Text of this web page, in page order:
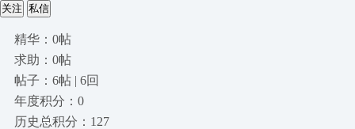
关注 私信
精华：0帖
求助：0帖
帖子：6帖 | 6回
年度积分：0
历史总积分：127